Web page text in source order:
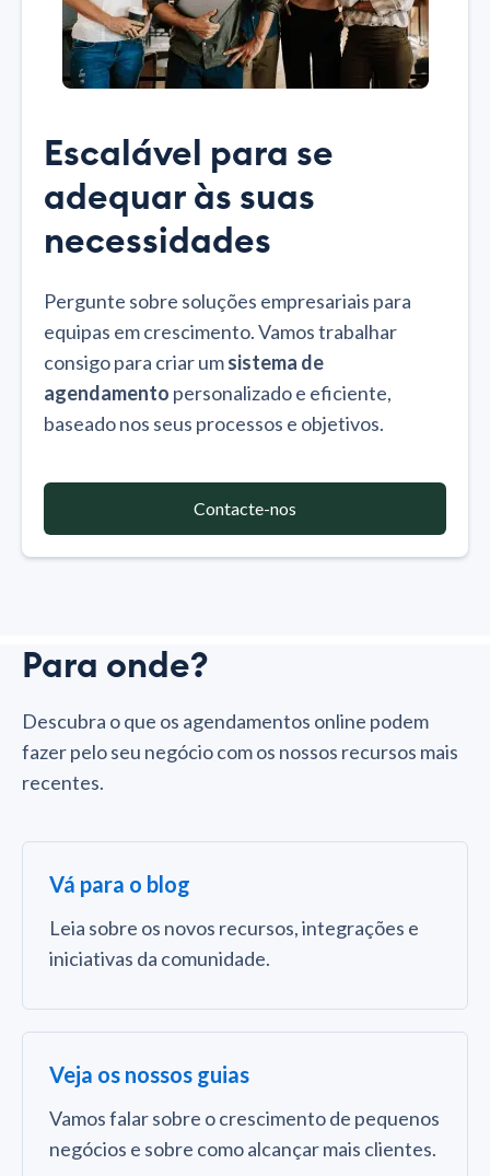
Escalável para se
adequar às suas
necessidades
Pergunte sobre soluções empresariais para
equipas em crescimento. Vamos trabalhar
consigo para criar umsistema de
agendamento personalizado e eficiente,
baseado nos seus processos e objetivos.
Contacte-nos
Para onde?
Descubra o que os agendamentos online podem
fazer pelo seu negócio com os nossos recursos mais
recentes.
Vá para o blog
Leia sobre os novos recursos, integrações e
iniciativas da comunidade.
Veja os nossos guias
Vamos falar sobre o crescimento de pequenos
negócios e sobre como alcançar mais clientes.